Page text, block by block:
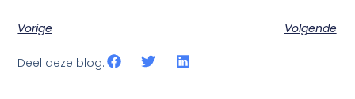
Vorige Volgende
Deel deze blog: